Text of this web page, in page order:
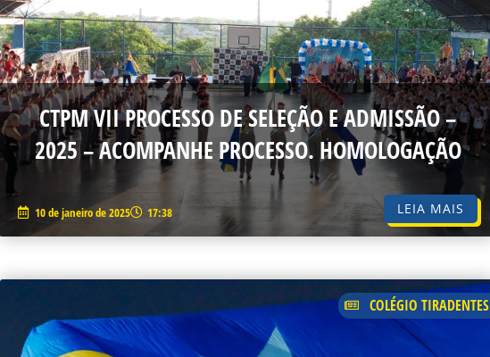
CTPM VII PROCESSO DE SELEÇÃO E ADMISSÃO –
2025 – ACOMPANHE PROCESSO. HOMOLOGAÇÃO
10 de janeiro de 2025 17:38 LEIA MAIS
COLÉGIO TIRADENTES